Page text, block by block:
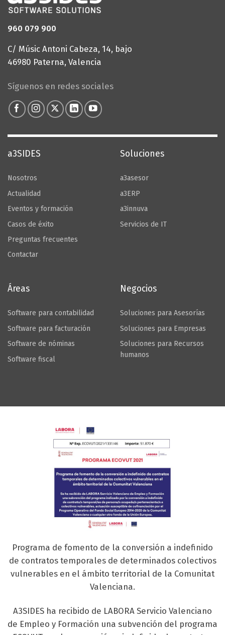
960 079 900
C/ Músic Antoni Cabeza, 14, bajo
46980 Paterna, Valencia
Síguenos en redes sociales
a3SIDES
Nosotros
Actualidad
Eventos y formación
Casos de éxito
Preguntas frecuentes
Contactar
Soluciones
a3asesor
a3ERP
a3innuva
Servicios de IT
Áreas
Software para contabilidad
Software para facturación
Software de nóminas
Software fiscal
Negocios
Soluciones para Asesorías
Soluciones para Empresas
Soluciones para Recursos
humanos
Programa de fomento de la conversión a indefinido
de contratos temporales de determinados colectivos
vulnerables en el ámbito territorial de la Comunitat
Valenciana.
A3SIDES ha recibido de LABORA Servicio Valenciano
de Empleo y Formación una subvención del programa